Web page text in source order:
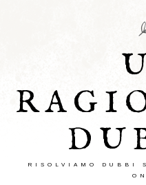
RISOLVIAMO DUBBI